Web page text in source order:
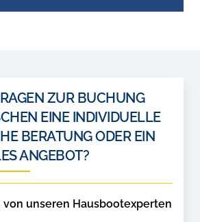
ZUR BUCHUNG
EINE INDIVIDUELLE
BERATUNG ODER EIN
ANGEBOT?
von unseren Hausbootexperten